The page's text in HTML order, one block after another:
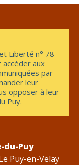
Liberté n° 78 -
aux
par
leur
opposer à leur
Puy.
du-Puy
Puy-en-Velay